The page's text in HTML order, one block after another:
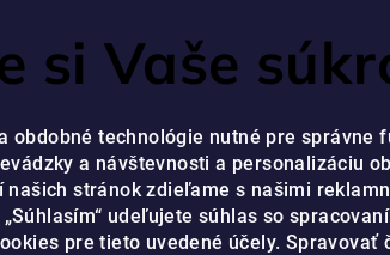
si Vaše
obdobné technológie nutné pre správne
a návštevnosti a personalizáciu
našich stránok zdieľame s našimi
udeľujete súhlas so
pre tieto uvedené účely. Spravovať
JE PRIPRAVENÝ VÁM POMÔCŤ OD